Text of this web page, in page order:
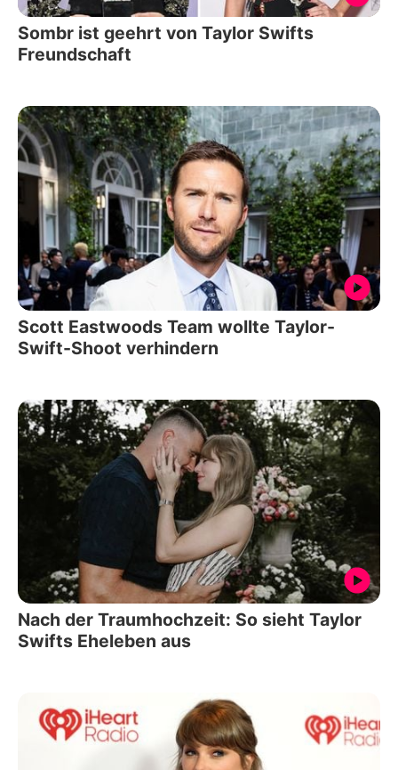
Sombr ist geehrt von Taylor Swifts
Freundschaft
Scott Eastwoods Team wollte Taylor-
Swift-Shoot verhindern
Nach der Traumhochzeit: So sieht Taylor
Swifts Eheleben aus